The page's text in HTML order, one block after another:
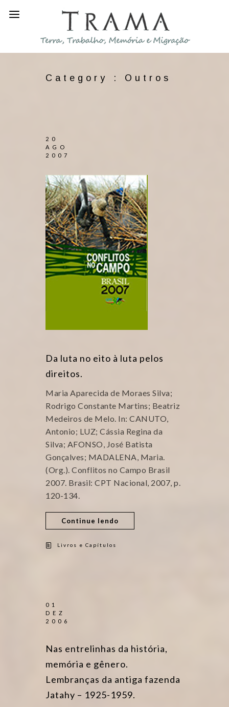
Category : Outros
20
AGO
2007
Da luta no eito à luta pelos
direitos.
Maria Aparecida de Moraes Silva;
Rodrigo Constante Martins; Beatriz
Medeiros de Melo. In: CANUTO,
Antonio; LUZ; Cássia Regina da
Silva; AFONSO, José Batista
Gonçalves; MADALENA, Maria.
(Org.). Conflitos no Campo Brasil
2007. Brasil: CPT Nacional, 2007, p.
120-134.
Continue lendo
Livros e Capítulos
01
DEZ
2006
Nas entrelinhas da história,
memória e gênero.
Lembranças da antiga fazenda
Jatahy – 1925-1959.